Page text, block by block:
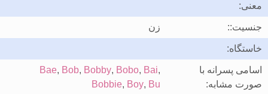
معنی:
جنسیت:: زن
خاستگاه:
اسامی پسرانه با
صورت مشابه:
Bae, Bob, Bobby, Bobo, Bai,
Bobbie, Boy, Bu